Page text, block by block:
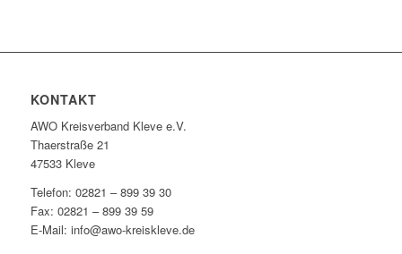
KONTAKT
AWO Kreisverband Kleve e.V.
Thaerstraße 21
47533 Kleve
Telefon: 02821 – 899 39 30
Fax: 02821 – 899 39 59
E-Mail: info@awo-kreiskleve.de